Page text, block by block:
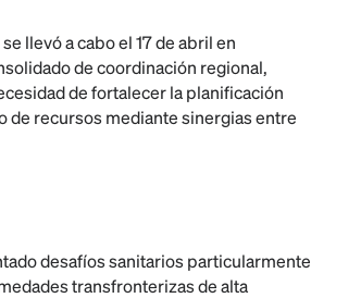
llevó a cabo el 17 de abril en
de coordinación regional,
de fortalecer la planificación
de recursos mediante sinergias entre
desafíos sanitarios particularmente
transfronterizas de alta